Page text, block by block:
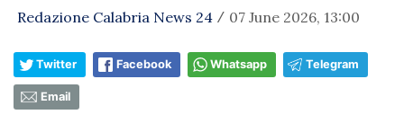
Redazione Calabria News 24 / 07 June 2026, 13:00
Twitter Facebook Whatsapp Telegram
Email